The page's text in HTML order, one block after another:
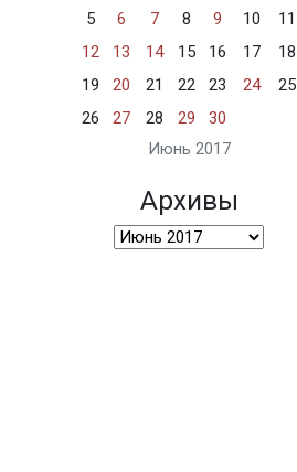
Июнь 2017
5
6 7 8 9 10
11
12
13 14 15 16 17
18
19
20 21 22 23 24
25
26
27 28 29 30
Архивы
Архивы